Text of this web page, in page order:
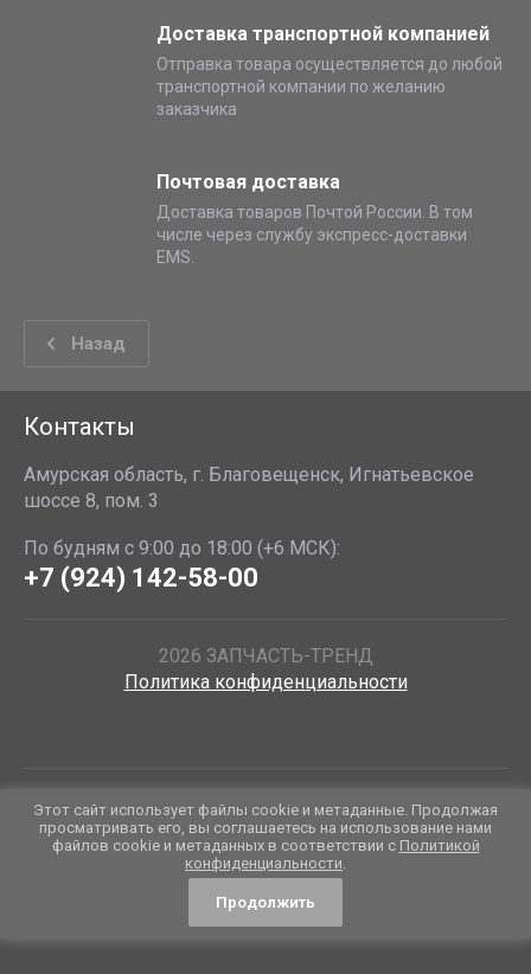
Доставка транспортной компанией
Отправка товара осуществляется до любой
транспортной компании по желанию
заказчика
Почтовая доставка
Доставка товаров Почтой России. В том
числе через службу экспресс-доставки
EMS.
Назад
Контакты
Амурская область, г. Благовещенск, Игнатьевское
шоссе 8, пом. 3
По будням с 9:00 до 18:00 (+6 МСК):
+7 (924) 142-58-00
2026 ЗАПЧАСТЬ-ТРЕНД
Политика конфиденциальности
Данные о товарах и услугах, включая цены и технические
характеристики, представленные на сайте, не являются
публичной офертой, определяемой положениями Статьи 437 (2)
ГК РФ, а носят исключительно информационный характер. Для
пожалуйста, обращайтесь по нашим телефонам.
Этот сайт использует файлы cookie и метаданные. Продолжая
просматривать его, вы соглашаетесь на использование нами
файлов cookie и метаданных в соответствии с Политикой
конфиденциальности.
Продолжить